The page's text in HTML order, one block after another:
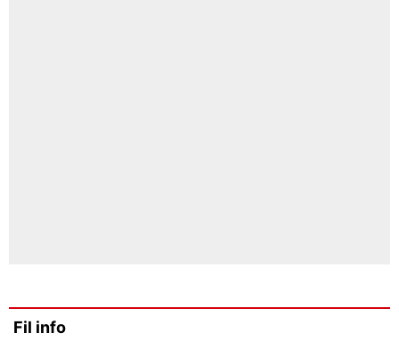
Fil info